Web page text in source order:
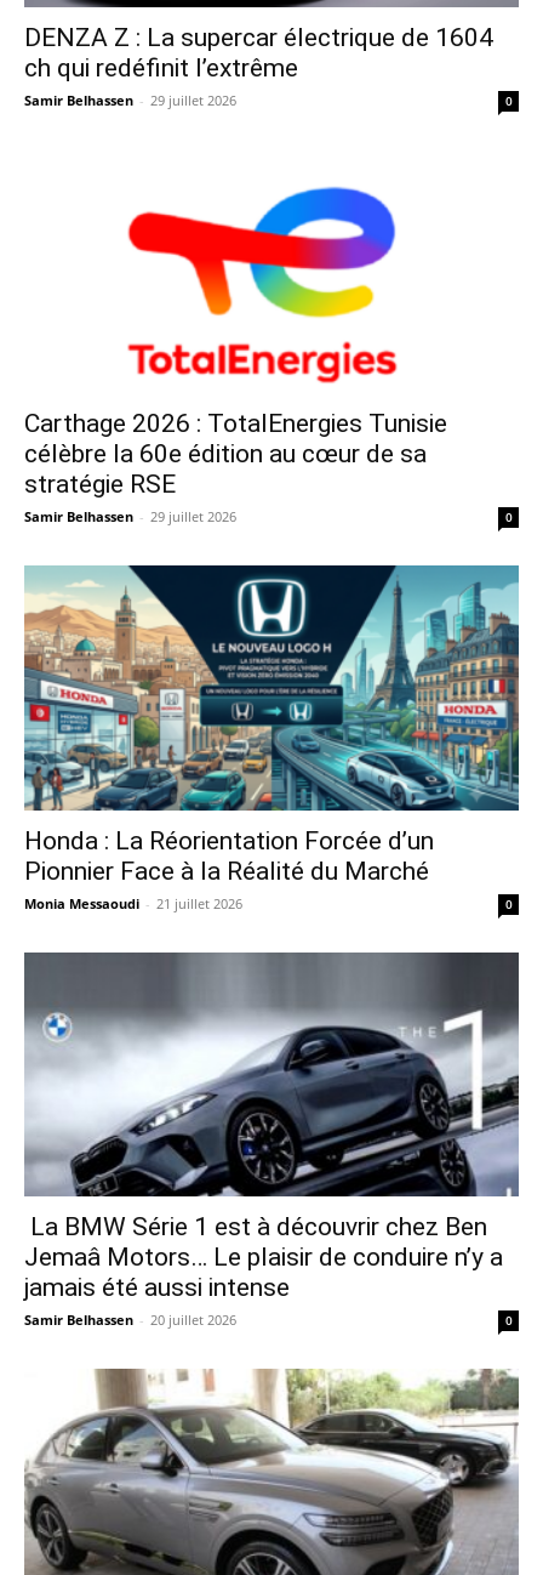
DENZA Z : La supercar électrique de 1604
ch qui redéfinit l’extrême
Samir Belhassen - 29 juillet 2026 0
Carthage 2026 : TotalEnergies Tunisie
célèbre la 60e édition au cœur de sa
stratégie RSE
Samir Belhassen - 29 juillet 2026 0
Honda : La Réorientation Forcée d’un
Pionnier Face à la Réalité du Marché
Monia Messaoudi - 21 juillet 2026 0
La BMW Série 1 est à découvrir chez Ben
Jemaâ Motors… Le plaisir de conduire n’y a
jamais été aussi intense
Samir Belhassen - 20 juillet 2026 0